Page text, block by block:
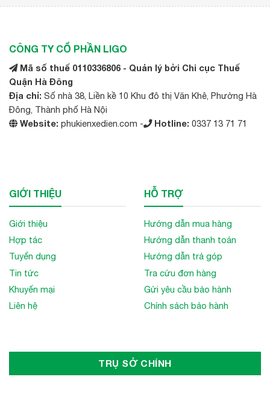
CÔNG TY CỔ PHẦN LIGO
Mã số thuế 0110336806 - Quản lý bởi Chi cục Thuế
Quận Hà Đông
Địa chỉ: Số nhà 38, Liền kề 10 Khu đô thị Văn Khê, Phường Hà
Đông, Thành phố Hà Nội
Website: phukienxedien.com - Hotline: 0337 13 71 71
GIỚI THIỆU
Giới thiệu
Hợp tác
Tuyển dụng
Tin tức
Khuyến mại
Liên hệ
HỖ TRỢ
Hướng dẫn mua hàng
Hướng dẫn thanh toán
Hướng dẫn trả góp
Tra cứu đơn hàng
Gửi yêu cầu bảo hành
Chính sách bảo hành
TRỤ SỞ CHÍNH